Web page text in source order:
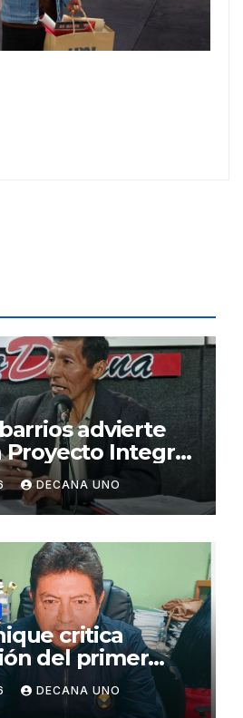
advierte
Proyecto Integral
para
DECANA UNO
critica
del primer
de Keiko
DECANA UNO